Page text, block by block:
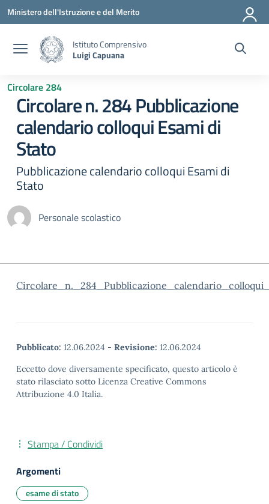
Vai ai contenuti
Vai al menu di navigazione
Vai al footer
Ministero dell'Istruzione e del Merito
Istituto Comprensivo
Luigi Capuana
Circolare 284
Circolare n. 284 Pubblicazione
calendario colloqui Esami di
Stato
Pubblicazione calendario colloqui Esami di
Stato
Personale scolastico
Pubblicato: 12.06.2024 - Revisione: 12.06.2024
Eccetto dove diversamente specificato, questo articolo è
stato rilasciato sotto Licenza Creative Commons
Attribuzione 4.0 Italia.
Stampa / Condividi
Argomenti
esame di stato